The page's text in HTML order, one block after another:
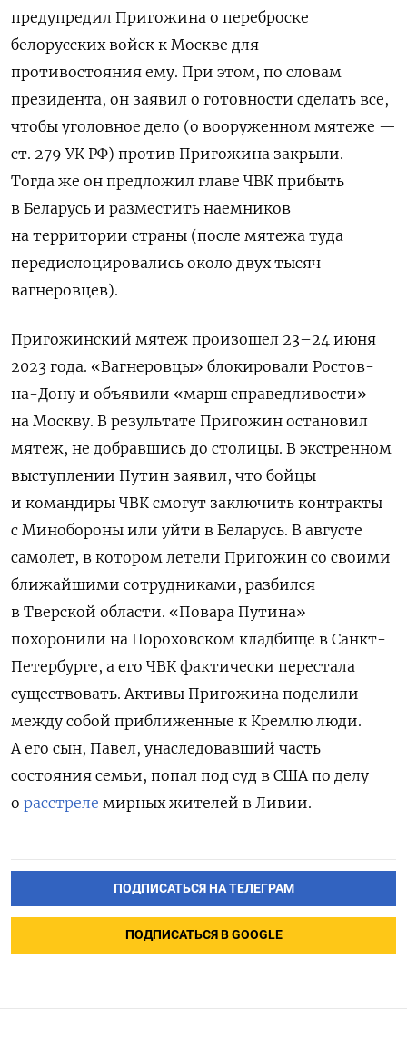
предупредил Пригожина о переброске
белорусских войск к Москве для
противостояния ему. При этом, по словам
президента, он заявил о готовности сделать все,
чтобы уголовное дело (о вооруженном мятеже —
ст. 279 УК РФ) против Пригожина закрыли.
Тогда же он предложил главе ЧВК прибыть
в Беларусь и разместить наемников
на территории страны (после мятежа туда
передислоцировались около двух тысяч
вагнеровцев).
Пригожинский мятеж произошел 23–24 июня
2023 года. «Вагнеровцы» блокировали Ростов-
на-Дону и объявили «марш справедливости»
на Москву. В результате Пригожин остановил
мятеж, не добравшись до столицы. В экстренном
выступлении Путин заявил, что бойцы
и командиры ЧВК смогут заключить контракты
с Минобороны или уйти в Беларусь. В августе
самолет, в котором летели Пригожин со своими
ближайшими сотрудниками, разбился
в Тверской области. «Повара Путина»
похоронили на Пороховском кладбище в Санкт-
Петербурге, а его ЧВК фактически перестала
существовать. Активы Пригожина поделили
между собой приближенные к Кремлю люди.
А его сын, Павел, унаследовавший часть
состояния семьи, попал под суд в США по делу
о расстреле мирных жителей в Ливии.
ПОДПИСАТЬСЯ НА ТЕЛЕГРАМ
ПОДПИСАТЬСЯ В GOOGLE